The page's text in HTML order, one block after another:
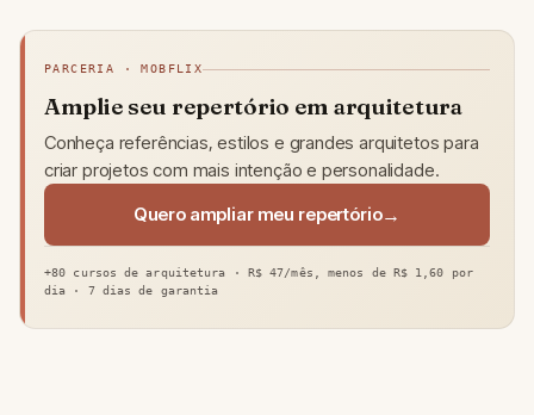
PARCERIA · MOBFLIX
Amplie seu repertório em arquitetura
Conheça referências, estilos e grandes arquitetos para
criar projetos com mais intenção e personalidade.
Quero ampliar meu repertório
+80 cursos de arquitetura · R$ 47/mês, menos de R$ 1,60 por
dia · 7 dias de garantia